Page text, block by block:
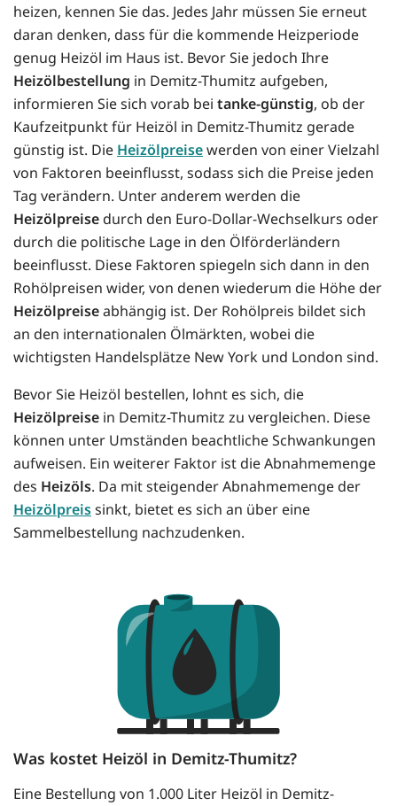
heizen, kennen Sie das. Jedes Jahr müssen Sie erneut
daran denken, dass für die kommende Heizperiode
genug Heizöl im Haus ist. Bevor Sie jedoch Ihre
Heizölbestellung in Demitz-Thumitz aufgeben,
informieren Sie sich vorab bei tanke-günstig, ob der
Kaufzeitpunkt für Heizöl in Demitz-Thumitz gerade
günstig ist. Die Heizölpreisewerden von einer Vielzahl
von Faktoren beeinflusst, sodass sich die Preise jeden
Tag verändern. Unter anderem werden die
Heizölpreise durch den Euro-Dollar-Wechselkurs oder
durch die politische Lage in den Ölförderländern
beeinflusst. Diese Faktoren spiegeln sich dann in den
Rohölpreisen wider, von denen wiederum die Höhe der
Heizölpreiseabhängig ist. Der Rohölpreis bildet sich
an den internationalen Ölmärkten, wobei die
wichtigsten Handelsplätze New York und London sind.
Bevor Sie Heizöl bestellen, lohnt es sich, die
Heizölpreise in Demitz-Thumitz zu vergleichen. Diese
können unter Umständen beachtliche Schwankungen
aufweisen. Ein weiterer Faktor ist die Abnahmemenge
des Heizöls. Da mit steigender Abnahmemenge der
Heizölpreissinkt, bietet es sich an über eine
Sammelbestellung nachzudenken.
Was kostet Heizöl in Demitz-Thumitz?
Eine Bestellung von 1.000 Liter Heizöl in Demitz-